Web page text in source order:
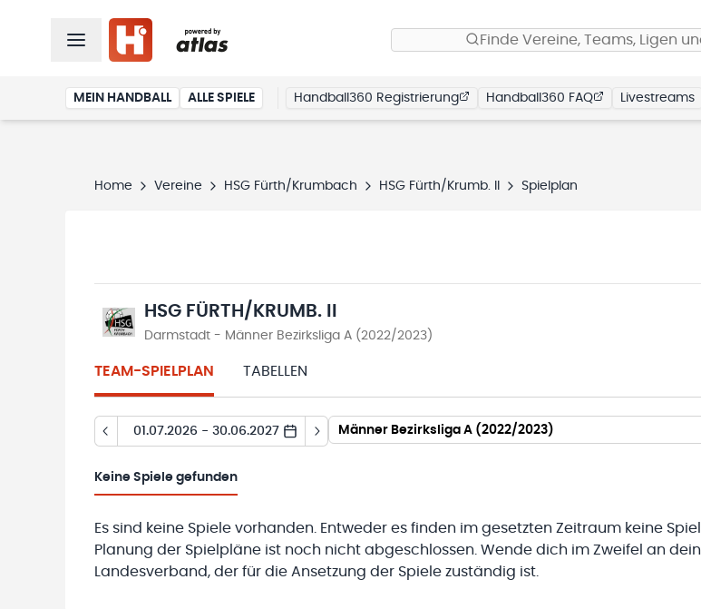
Finde Vereine, Teams, Ligen
MEIN HANDBALL ALLE SPIELE Handball360 Registrierung Handball360 FAQ Livestreams
Home Vereine HSG Fürth/Krumbach HSG Fürth/Krumb. II Spielplan
HSG FÜRTH/KRUMB. II
Darmstadt - Männer Bezirksliga A (2022/2023)
TEAM-SPIELPLAN TABELLEN
01.07.2026 - 30.06.2027 Männer Bezirksliga A (2022/2023)
Keine Spiele gefunden
Es sind keine Spiele vorhanden. Entweder es finden im gesetzten Zeitraum keine
Planung der Spielpläne ist noch nicht abgeschlossen. Wende dich im Zweifel an
Landesverband, der für die Ansetzung der Spiele zuständig ist.